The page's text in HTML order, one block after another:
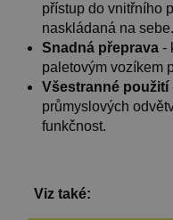
přístup do vnitřního
naskládaná na sebe.
Snadná přeprava -
paletovým vozíkem
Všestranné použití
průmyslových
funkčnost.
Viz také: